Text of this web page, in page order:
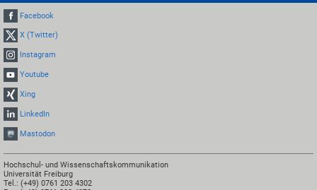
Facebook
X (Twitter)
Instagram
Youtube
Xing
LinkedIn
Mastodon
Hochschul- und Wissenschaftskommunikation
Universität Freiburg
Tel.: (+49) 0761 203 4302